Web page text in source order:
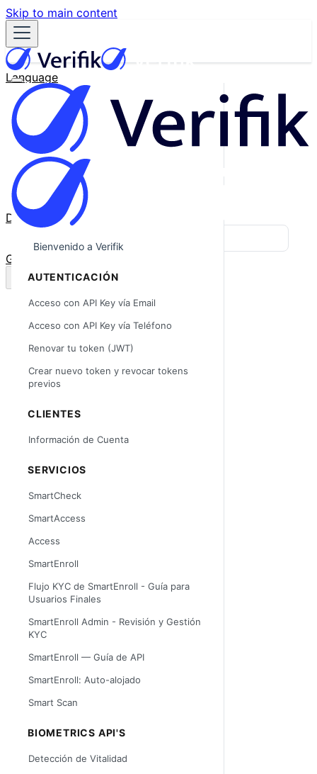
Skip to main content
Language
English
Español
Français
Português
한국어
日本語
中文
Docs
GitHub
Bienvenido a Verifik
AUTENTICACIÓN
Acceso con API Key vía Email
Acceso con API Key vía Teléfono
Renovar tu token (JWT)
Crear nuevo token y revocar tokens
previos
CLIENTES
Información de Cuenta
SERVICIOS
SmartCheck
SmartAccess
Access
SmartEnroll
Flujo KYC de SmartEnroll - Guía para
Usuarios Finales
SmartEnroll Admin - Revisión y Gestión
KYC
SmartEnroll — Guía de API
SmartEnroll: Auto-alojado
Smart Scan
BIOMETRICS API'S
Detección de Vitalidad